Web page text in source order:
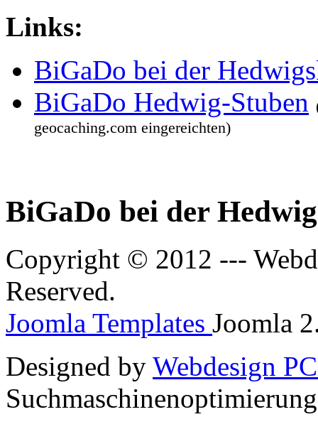
Links:
BiGaDo bei der
BiGaDo Hedwig-Stuben
geocaching.com eingereichten)
BiGaDo bei der
Copyright © 2012 ---
Reserved.
Joomla Templates Joomla
Designed by Webdesign